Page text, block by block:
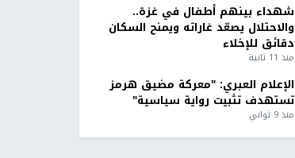
شهداء بينهم أطفال في غزة..
والاحتلال يصعّد غاراته ويمنح السكان
دقائق للإخلاء
منذ 11 ثانية
الإعلام العبري: "معركة مضيق هرمز
تستهدف تثبيت رواية سياسية"
منذ 9 ثواني